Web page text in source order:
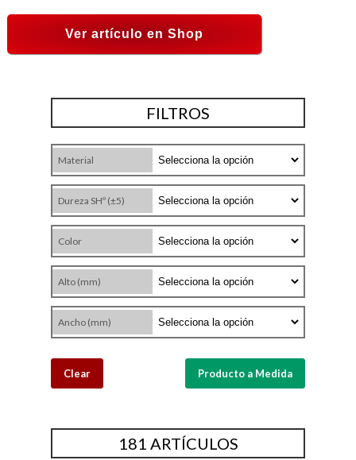
Ver artículo en Shop
FILTROS
Material
Dureza SHº (±5)
Color
Alto (mm)
Ancho (mm)
Clear Producto a Medida
181 ARTÍCULOS